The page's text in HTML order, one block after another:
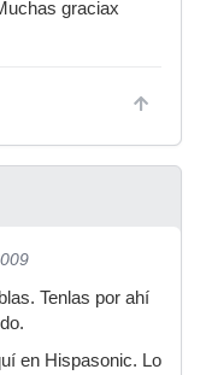
graciax
Tenlas por ahí
en Hispasonic. Lo